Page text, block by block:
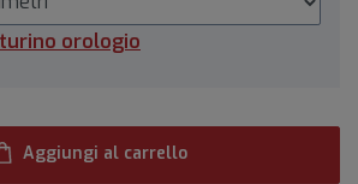
orologio
Aggiungi al carrello